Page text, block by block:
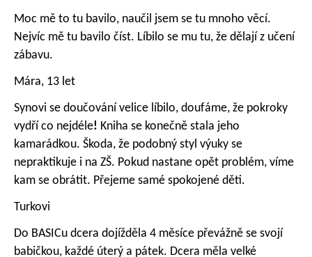
Moc mě to tu bavilo, naučil jsem se tu mnoho věcí.
Nejvíc mě tu bavilo číst. Líbilo se mu tu, že dělají z učení
zábavu.
Mára, 13 let
Synovi se doučování velice líbilo, doufáme, že pokroky
vydří co nejdéle! Kniha se konečně stala jeho
kamarádkou. Škoda, že podobný styl výuky se
nepraktikuje i na ZŠ. Pokud nastane opět problém, víme
kam se obrátit. Přejeme samé spokojené děti.
Turkovi
Do BASICu dcera dojížděla 4 měsíce převážně se svojí
babičkou, každé úterý a pátek. Dcera měla velké